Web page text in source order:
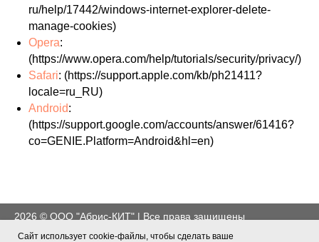
ru/help/17442/windows-internet-explorer-delete-
manage-cookies)
Opera:
(https://www.opera.com/help/tutorials/security/privacy/)
Safari: (https://support.apple.com/kb/ph21411?
locale=ru_RU)
Android:
(https://support.google.com/accounts/answer/61416?
co=GENIE.Platform=Android&hl=en)
Сайт использует cookie-файлы, чтобы сделать ваше
2026 © ООО "Абрис-КИТ" | Все права защищены